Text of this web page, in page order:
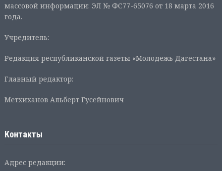
массовой информации: ЭЛ № ФС77-65076 от 18 марта 2016
года.
Учредитель:
Редакция республиканской газеты «Молодежь Дагестана»
Главный редактор:
Метхиханов Альберт Гусейнович
Контакты
Адрес редакции: